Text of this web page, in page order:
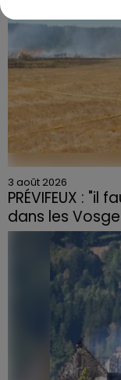
3 août 2026
PRÉVIFEUX :
dans les